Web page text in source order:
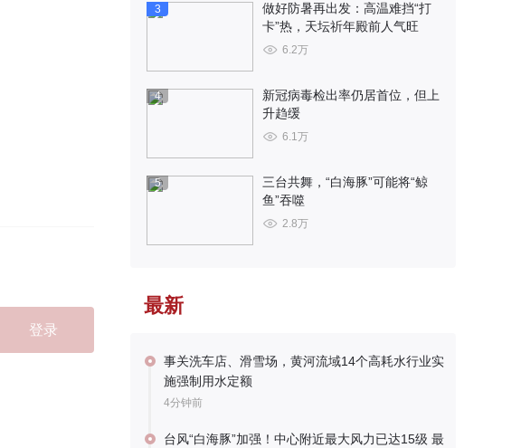
登录
3
做好防暑再出发：高温难挡“打
卡”热，天坛祈年殿前人气旺
6.2万
4
新冠病毒检出率仍居首位，但上
升趋缓
6.1万
5
三台共舞，“白海豚”可能将“鲸
鱼”吞噬
2.8万
最新
事关洗车店、滑雪场，黄河流域14个高耗水行业实
施强制用水定额
4分钟前
台风“白海豚”加强！中心附近最大风力已达15级 最